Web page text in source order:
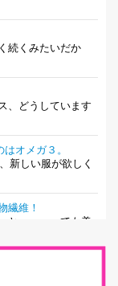
続くみたいだか
、どうしています
オメガ３。
新しい服が欲しく
繊維！
と〜〜〜っても美
ばん大事！だと私